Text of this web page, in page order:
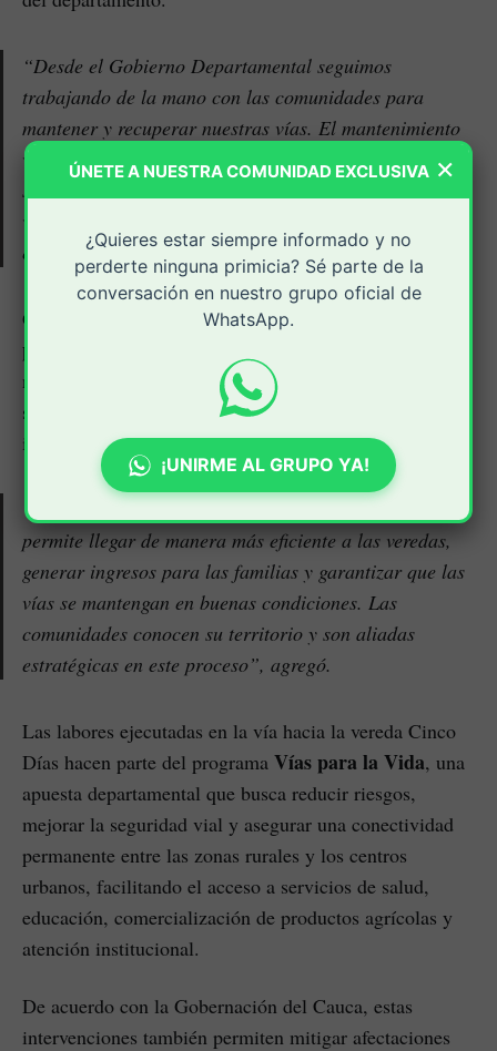
“Desde el Gobierno Departamental seguimos
trabajando de la mano con las comunidades para
mantener y recuperar nuestras vías. El mantenimiento
vial rutinario no solo mejora la movilidad, sino que
salva vidas, protege la inversión pública y dignifica la
vida de quienes habitan en el campo caucano”, afirmó
el mandatario.
Guzmán explicó que el programa se basa en la
participación activa de la comunidad
no solo generar empleo local, sino también fortalecer el
sentido de corresponsabilidad en el cuidado de la
infraestructura vial.
“Este modelo con participación comunitaria nos
permite llegar de manera más eficiente a las veredas,
generar ingresos para las familias y garantizar que las
vías se mantengan en buenas condiciones. Las
comunidades conocen su territorio y son aliadas
estratégicas en este proceso”, agregó.
Las labores ejecutadas en la vía hacia la vereda Cinco
Días hacen parte del programa Vías para la Vida, una
apuesta departamental que busca reducir riesgos,
mejorar la seguridad vial y asegurar una conectividad
permanente entre las zonas rurales y los centros
urbanos, facilitando el acceso a servicios de salud,
educación, comercialización de productos agrícolas y
atención institucional.
De acuerdo con la Gobernación del Cauca, estas
intervenciones también permiten mitigar afectaciones
×
ÚNETE A NUESTRA COMUNIDAD EXCLUSIVA
¿Quieres estar siempre informado y no
perderte ninguna primicia? Sé parte de la
conversación en nuestro grupo oficial de
WhatsApp.
¡UNIRME AL GRUPO YA!